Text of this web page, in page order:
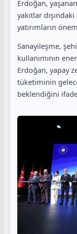
Erdoğan,
yakıtlar
yatırımların
Sanayileşme,
kullanımının
Erdoğan, yapay
tüketiminin
beklendiğini